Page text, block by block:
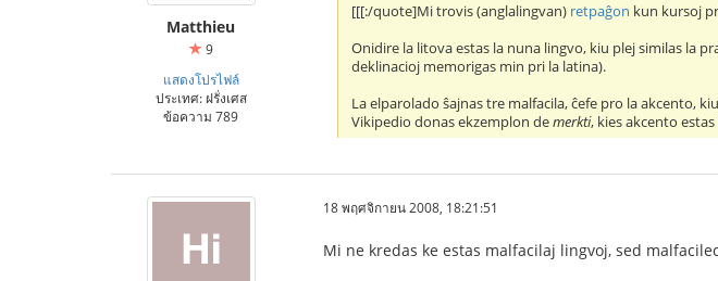
Matthieu
9
แสดงโปรไฟล์
ประเทศ: ฝรั่งเศส
ข้อความ 789
[[[:/quote]Mi trovis (anglalingvan) retpaĝon kun kursoj
Onidire la litova estas la nuna lingvo, kiu plej similas la
deklinacioj memorigas min pri la latina).
La elparolado ŝajnas tre malfacila, ĉefe pro la akcento,
Vikipedio donas ekzemplon demerkti, kies akcento
18 พฤศจิกายน 2008, 18:21:51
Mi ne kredas ke estas malfacilaj lingvoj, sed